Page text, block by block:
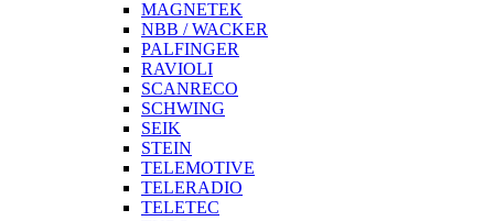
MAGNETEK
NBB / WACKER
PALFINGER
RAVIOLI
SCANRECO
SCHWING
SEIK
STEIN
TELEMOTIVE
TELERADIO
TELETEC